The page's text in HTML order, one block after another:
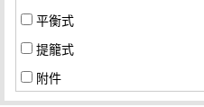
平衡式
提籠式
附件